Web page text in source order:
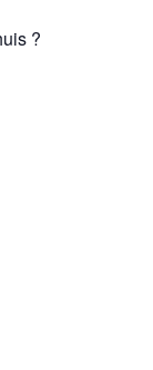
?